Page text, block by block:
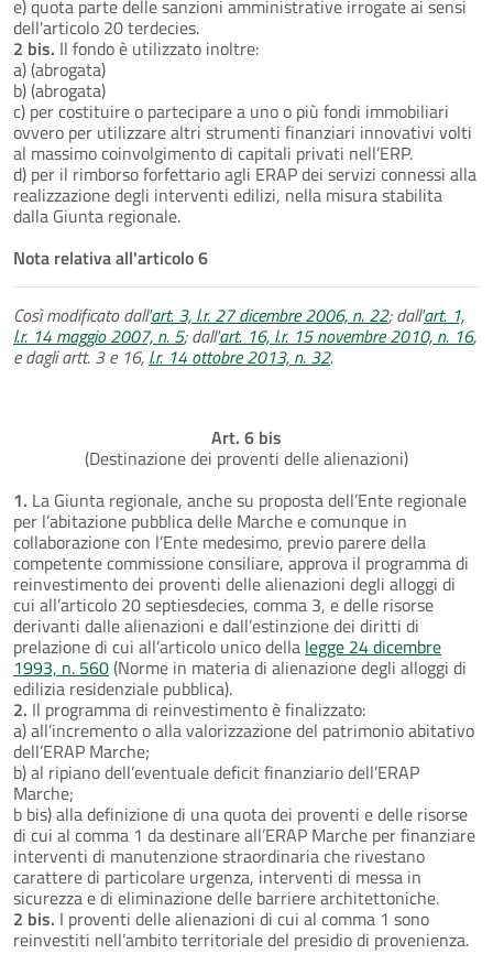
e) quota parte delle sanzioni amministrative irrogate ai sensi
dell'articolo 20 terdecies.
2 bis. Il fondo è utilizzato inoltre:
a) (abrogata)
b) (abrogata)
c) per costituire o partecipare a uno o più fondi immobiliari
ovvero per utilizzare altri strumenti finanziari innovativi volti
al massimo coinvolgimento di capitali privati nell’ERP.
d) per il rimborso forfettario agli ERAP dei servizi connessi alla
realizzazione degli interventi edilizi, nella misura stabilita
dalla Giunta regionale.
Nota relativa all'articolo 6
Così modificato dall'art. 3, l.r. 27 dicembre 2006, n. 22; dall'art. 1,
l.r. 14 maggio 2007, n. 5; dall'art. 16, l.r. 15 novembre 2010, n. 16,
e dagli artt. 3 e 16, l.r. 14 ottobre 2013, n. 32.
Art. 6 bis
(Destinazione dei proventi delle alienazioni)
1. La Giunta regionale, anche su proposta dell’Ente regionale
per l’abitazione pubblica delle Marche e comunque in
collaborazione con l’Ente medesimo, previo parere della
competente commissione consiliare, approva il programma di
reinvestimento dei proventi delle alienazioni degli alloggi di
cui all’articolo 20 septiesdecies, comma 3, e delle risorse
derivanti dalle alienazioni e dall’estinzione dei diritti di
prelazione di cui all’articolo unico della legge 24 dicembre
1993, n. 560(Norme in materia di alienazione degli alloggi di
edilizia residenziale pubblica).
2. Il programma di reinvestimento è finalizzato:
a) all’incremento o alla valorizzazione del patrimonio abitativo
dell’ERAP Marche;
b) al ripiano dell’eventuale deficit finanziario dell’ERAP
Marche;
b bis) alla definizione di una quota dei proventi e delle risorse
di cui al comma 1 da destinare all’ERAP Marche per finanziare
interventi di manutenzione straordinaria che rivestano
carattere di particolare urgenza, interventi di messa in
sicurezza e di eliminazione delle barriere architettoniche.
2 bis. I proventi delle alienazioni di cui al comma 1 sono
reinvestiti nell’ambito territoriale del presidio di provenienza.